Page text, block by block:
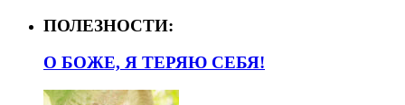
ПОЛЕЗНОСТИ:
О БОЖЕ, Я ТЕРЯЮ СЕБЯ!